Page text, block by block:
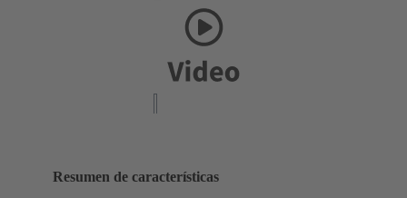
Resumen de características